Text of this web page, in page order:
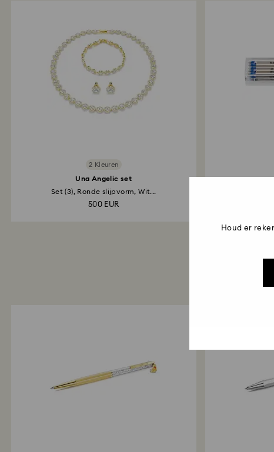
2 Kleuren
Una Angelic set
Set (3), Ronde slijpvorm, Wit...
500 EUR
Houd er